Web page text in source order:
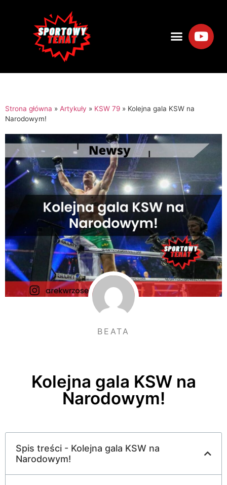
Strona główna » Artykuły » KSW 79 » Kolejna gala KSW na
Narodowym!
BEATA
Kolejna gala KSW na
Narodowym!
Spis treści - Kolejna gala KSW na
Narodowym!